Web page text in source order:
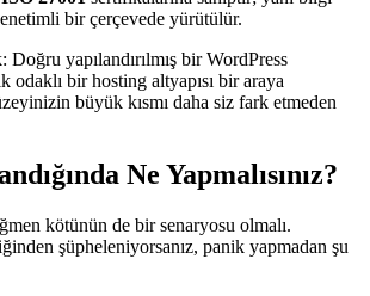
bir çerçevede yürütülür.
Doğru yapılandırılmış bir WordPress
bir hosting altyapısı bir araya
büyük kısmı daha siz fark etmeden
Ne Yapmalısınız?
kötünün de bir senaryosu olmalı.
şüpheleniyorsanız, panik yapmadan şu